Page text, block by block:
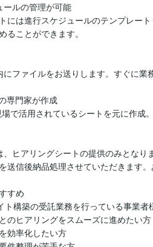
ールの管理が可能
には進行スケジュールのテンプレー
ることができます。
ファイルをお送りします。すぐに業
専門家が作成
で活用されているシートを元に作成
、ヒアリングシートの提供のみとな
送信後納品処理させていただきます。
すめ
ト構築の受託業務を行っている事業者
のヒアリングをスムーズに進めたい方
効率化したい方